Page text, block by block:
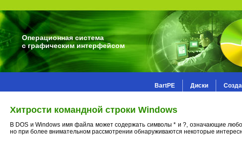
Операционная система
с графическим интерфейсом
BartPE Диски
Хитрости командной строки Windows
В DOS и Windows имя файла может содержать символы * и ?, означающие
но при более внимательном рассмотрении обнаруживаются некоторые